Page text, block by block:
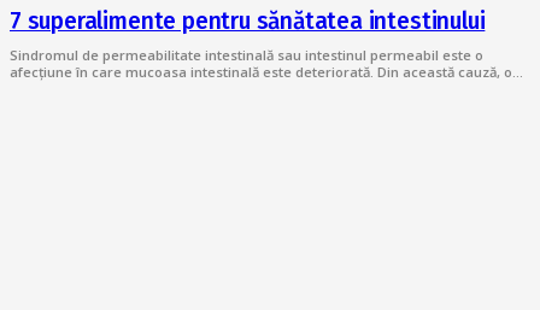
7 superalimente pentru sănătatea intestinului
Sindromul de permeabilitate intestinală sau intestinul permeabil este o
afecțiune în care mucoasa intestinală este deteriorată. Din această cauză, o…